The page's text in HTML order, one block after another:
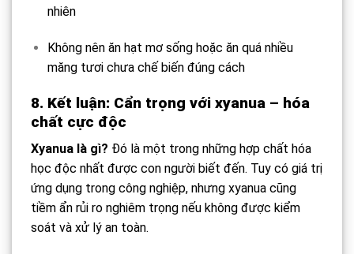
nhiên
Không nên ăn hạt mơ sống hoặc ăn quá nhiều
măng tươi chưa chế biến đúng cách
8. Kết luận: Cẩn trọng với xyanua – hóa
chất cực độc
Xyanua là gì? Đó là một trong những hợp chất hóa
học độc nhất được con người biết đến. Tuy có giá trị
ứng dụng trong công nghiệp, nhưng xyanua cũng
tiềm ẩn rủi ro nghiêm trọng nếu không được kiểm
soát và xử lý an toàn.